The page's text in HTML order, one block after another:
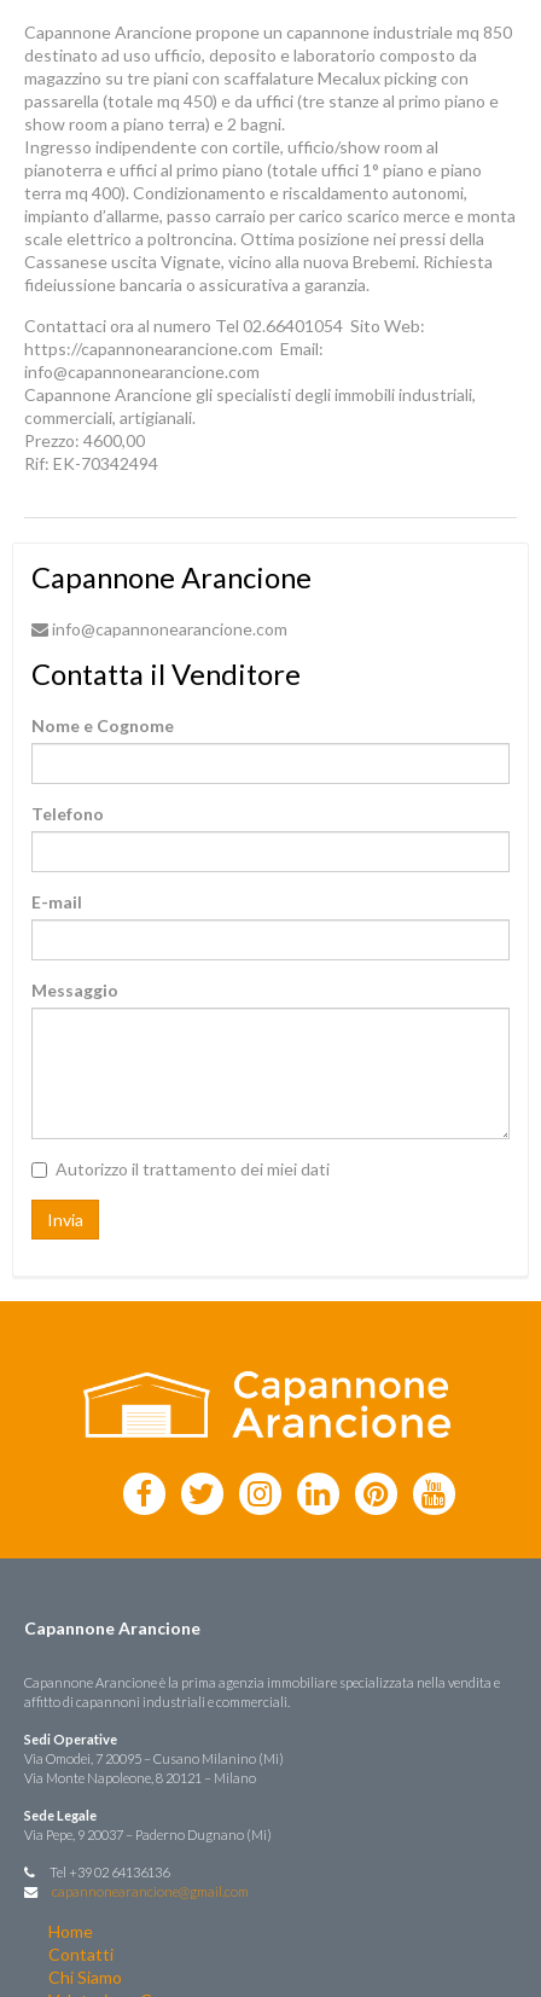
Capannone Arancione propone un capannone industriale mq 850
destinato ad uso ufficio, deposito e laboratorio composto da
magazzino su tre piani con scaffalature Mecalux picking con
passarella (totale mq 450) e da uffici (tre stanze al primo piano e
show room a piano terra) e 2 bagni.
Ingresso indipendente con cortile, ufficio/show room al
pianoterra e uffici al primo piano (totale uffici 1° piano e piano
terra mq 400). Condizionamento e riscaldamento autonomi,
impianto d’allarme, passo carraio per carico scarico merce e monta
scale elettrico a poltroncina. Ottima posizione nei pressi della
Cassanese uscita Vignate, vicino alla nuova Brebemi. Richiesta
fideiussione bancaria o assicurativa a garanzia.
Contattaci ora al numero Tel 02.66401054  Sito Web:
https://capannonearancione.com  Email:
info@capannonearancione.com
Capannone Arancione gli specialisti degli immobili industriali,
commerciali, artigianali.
Prezzo: 4600,00
Rif: EK-70342494
Capannone Arancione
info@capannonearancione.com
Contatta il Venditore
Nome e Cognome
Telefono
E-mail
Messaggio
Autorizzo il trattamento dei miei dati
Invia
Capannone Arancione
Capannone Arancione è la prima agenzia immobiliare specializzata nella vendita e
affitto di capannoni industriali e commerciali.
Sedi Operative
Via Omodei, 7 20095 – Cusano Milanino (Mi)
Via Monte Napoleone, 8 20121 – Milano
Sede Legale
Via Pepe, 9 20037 – Paderno Dugnano (Mi)
Tel +39 02 64136136
capannonearancione@gmail.com
Home
Contatti
Chi Siamo